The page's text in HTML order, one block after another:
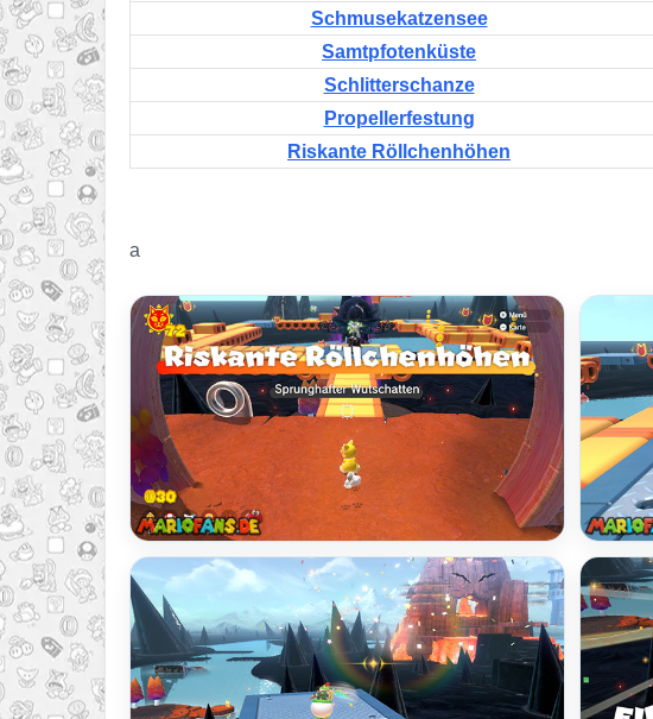
Schmusekatzensee
Samtpfotenküste
Schlitterschanze
Propellerfestung
Riskante Röllchenhöhen
a